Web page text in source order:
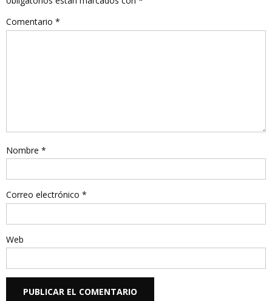
Comentario *
Nombre *
Correo electrónico *
Web